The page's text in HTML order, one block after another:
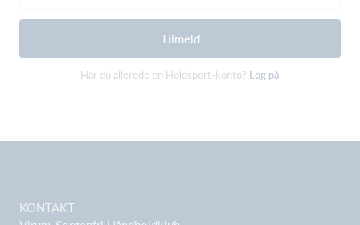
Tilmeld
Har du allerede en Holdsport-konto? Log på
KONTAKT